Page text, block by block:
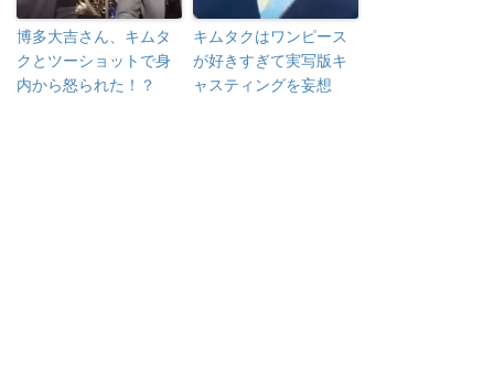
博多大吉さん、キムタ
クとツーショットで身
内から怒られた！？
キムタクはワンピース
が好きすぎて実写版キ
ャスティングを妄想